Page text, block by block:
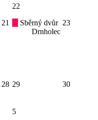
21
22
Sběrný dvůr
Drnholec
23
28 29 30
5